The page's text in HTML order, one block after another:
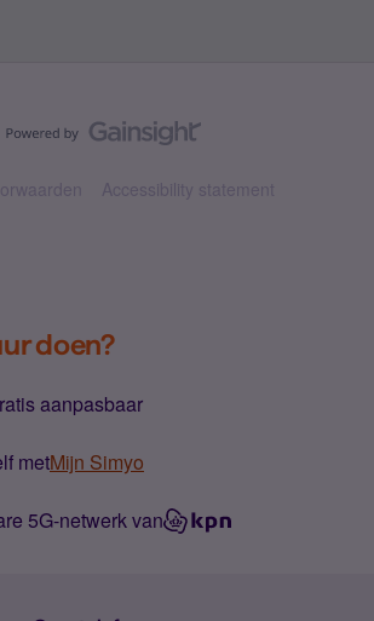
Accessibility statement
doen?
aanpasbaar
metMijn Simyo
5G-netwerk van